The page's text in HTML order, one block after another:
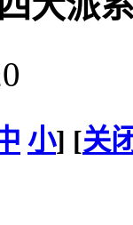
小] [关